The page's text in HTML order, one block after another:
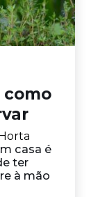
como
casa é
ter
à mão